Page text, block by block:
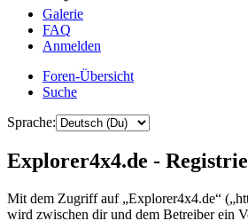
Galerie
FAQ
Anmelden
Foren-Übersicht
Suche
Sprache:
Explorer4x4.de -
Mit dem Zugriff auf „Explorer4x4.de“
wird zwischen dir und dem Betreiber ein